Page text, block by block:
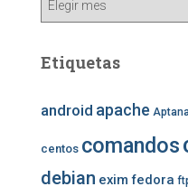
Etiquetas
android apache
centos comandos
debian exim fedora